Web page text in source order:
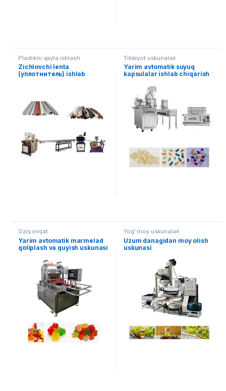
Plastikni qayta ishlash
Zichlovchi lenta
(уплотнитель) ishlab
Tibbiyot uskunalari
Yarim avtomatik suyuq
kapsulalar ishlab chiqarish
Oziq ovqat
Yarim avtomatik marmelad
qoliplash va quyish uskunasi
Yog' moy uskunalari
Uzum danagidan moy olish
uskunasi